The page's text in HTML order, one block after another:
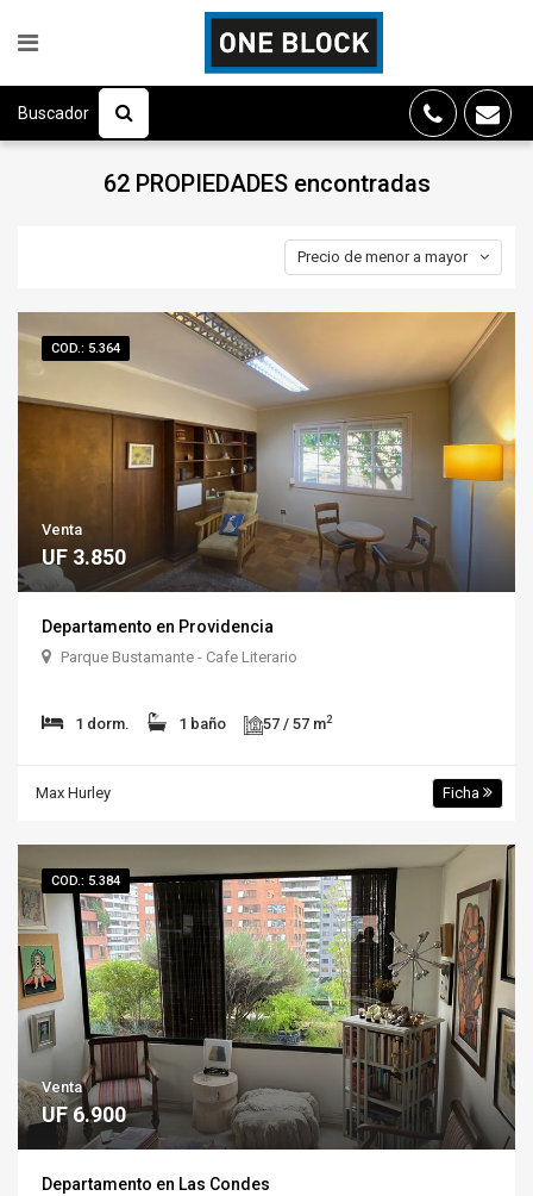
Buscador
62 PROPIEDADES encontradas
Precio de menor a mayor
COD.: 5.364
Venta
UF 3.850
Departamento en Providencia
Parque Bustamante - Cafe Literario
1 dorm. 1 baño 57 / 57 m2
Max Hurley Ficha
COD.: 5.384
Venta
UF 6.900
Departamento en Las Condes